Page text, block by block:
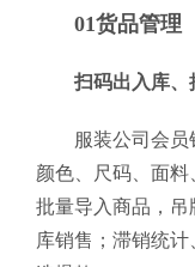
01货品管理
扫码出入库、
服装公司会员
颜色、尺码、面
批量导入商品，吊
库销售；滞销统